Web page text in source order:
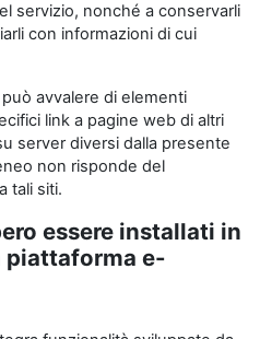
servizio, nonché a conservarli
con informazioni di cui
avvalere di elementi
link a pagine web di altri
server diversi dalla presente
non risponde del
tali siti.
essere installati in
piattaforma e-